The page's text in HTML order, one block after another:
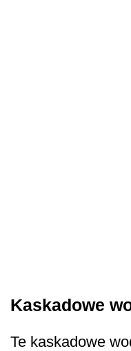
Kaskadowe
Te kaskadowe